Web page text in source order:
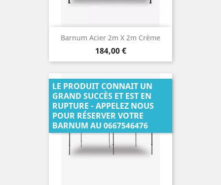
Barnum Acier 2m X 2m Crème
Prix
184,00 €
LE PRODUIT CONNAIT UN
GRAND SUCCÈS ET EST EN
RUPTURE - APPELEZ NOUS
POUR RÉSERVER VOTRE
BARNUM AU 0667546476